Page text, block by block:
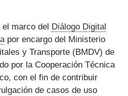
marco del Diálogo Digital
por encargo del Ministerio
y Transporte (BMDV) de
por la Cooperación Técnica
con el fin de contribuir
de casos de uso